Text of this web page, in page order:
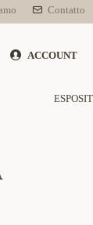
Contatto
ACCOUNT